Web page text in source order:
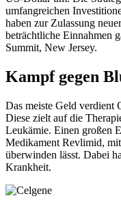
umfangreichen
haben zur Zulassung
beträchtliche Einnahmen
Summit, New Jersey.
Kampf gegen
Das meiste Geld verdient
Diese zielt auf die
Leukämie. Einen großen
Medikament Revlimid,
überwinden lässt. Dabei
Krankheit.